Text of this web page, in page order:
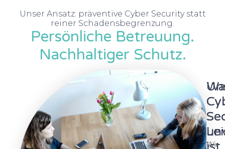
Unser Ansatz: präventive Cyber Security statt
reiner Schadensbegrenzung.
Persönliche Betreuung.
Nachhaltiger Schutz.
Wir